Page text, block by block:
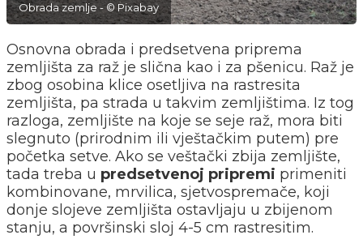
Obrada zemlje - © Pixabay
Osnovna obrada i predsetvena priprema
zemljišta za raž je slična kao i za pšenicu. Raž je
zbog osobina klice osetljiva na rastresita
zemljišta, pa strada u takvim zemljištima. Iz tog
razloga, zemljište na koje se seje raž, mora biti
slegnuto (prirodnim ili vještačkim putem) pre
početka setve. Ako se veštački zbija zemljište,
tada treba u predsetvenoj pripremi primeniti
kombinovane, mrvilica, sjetvospremače, koji
donje slojeve zemljišta ostavljaju u zbijenom
stanju, a površinski sloj 4-5 cm rastresitim.